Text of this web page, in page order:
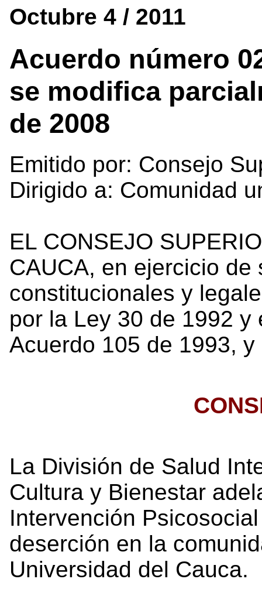
Octubre 4 / 2011
Acuerdo número
se modifica
de 2008
Emitido por: Consejo
Dirigido a: Comunidad
EL CONSEJO
CAUCA, en ejercicio de
constitucionales y
por la Ley 30 de 1992 y
Acuerdo 105 de 1993, y
La División de Salud
Cultura y Bienestar
Intervención
deserción en la
Universidad del Cauca.